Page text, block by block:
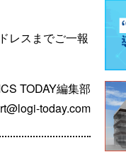
レスまでご一報
TODAY編集部
today.com